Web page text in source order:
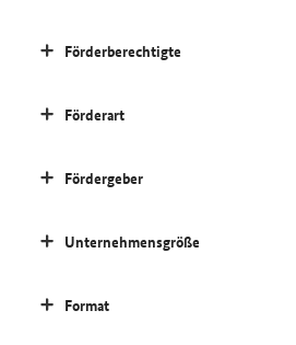
Förderberechtigte
Förderart
Fördergeber
Unternehmensgröße
Format